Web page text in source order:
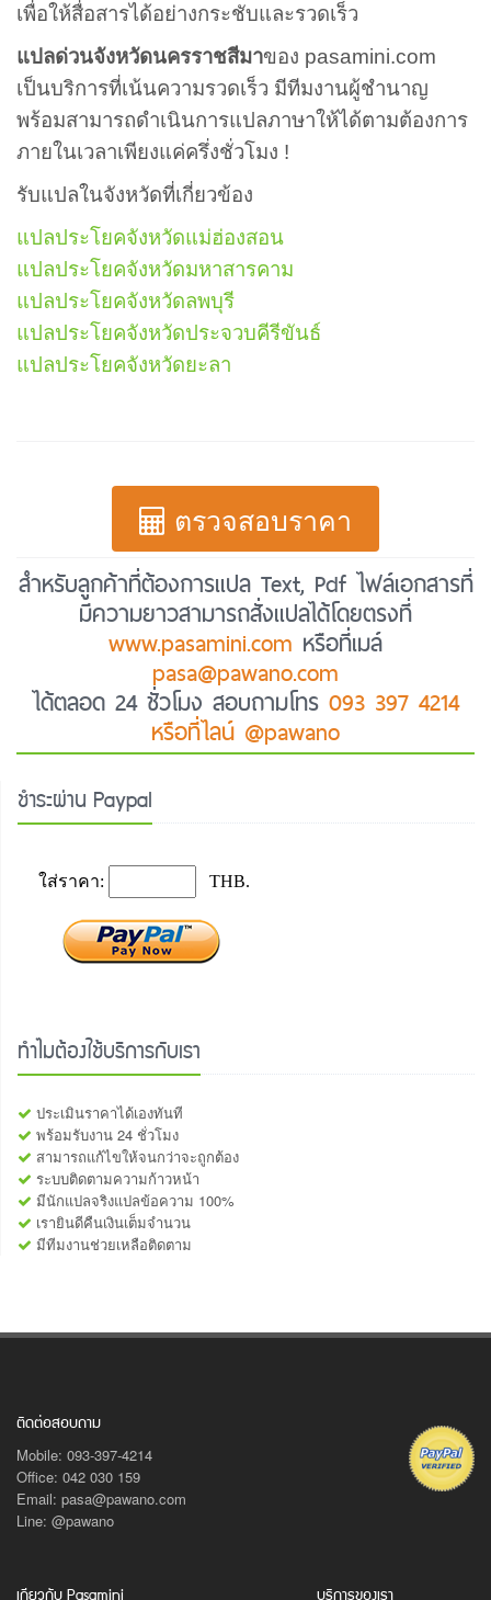
เพื่อให้สื่อสารได้อย่างกระชับและรวดเร็ว
แปลด่วนจังหวัดนครราชสีมาของ pasamini.com
เป็นบริการที่เน้นความรวดเร็ว มีทีมงานผู้ชำนาญ
พร้อมสามารถดำเนินการแปลภาษาให้ได้ตามต้องการ
ภายในเวลาเพียงแค่ครึ่งชั่วโมง !
รับแปลในจังหวัดที่เกี่ยวข้อง
แปลประโยคจังหวัดแม่ฮ่องสอน
แปลประโยคจังหวัดมหาสารคาม
แปลประโยคจังหวัดลพบุรี
แปลประโยคจังหวัดประจวบคีรีขันธ์
แปลประโยคจังหวัดยะลา
ตรวจสอบราคา
สำหรับลูกค้าที่ต้องการแปล Text, Pdf ไฟล์เอกสารที่
มีความยาวสามารถสั่งแปลได้โดยตรงที่
www.pasamini.com หรือที่เมล์
pasa@pawano.com
ได้ตลอด 24 ชั่วโมง สอบถามโทร 093 397 4214
หรือที่ไลน์ @pawano
ชำระผ่าน Paypal
ทำไมต้องใช้บริการกับเรา
ประเมินราคาได้เองทันที
พร้อมรับงาน 24 ชั่วโมง
สามารถแก้ไขให้จนกว่าจะถูกต้อง
ระบบติดตามความก้าวหน้า
มีนักแปลจริงแปลข้อความ 100%
เรายินดีคืนเงินเต็มจำนวน
มีทีมงานช่วยเหลือติดตาม
ติดต่อสอบถาม
Mobile: 093-397-4214
Office: 042 030 159
Email: pasa@pawano.com
Line: @pawano
บริการของเรา
เกียวกับ Pasamini